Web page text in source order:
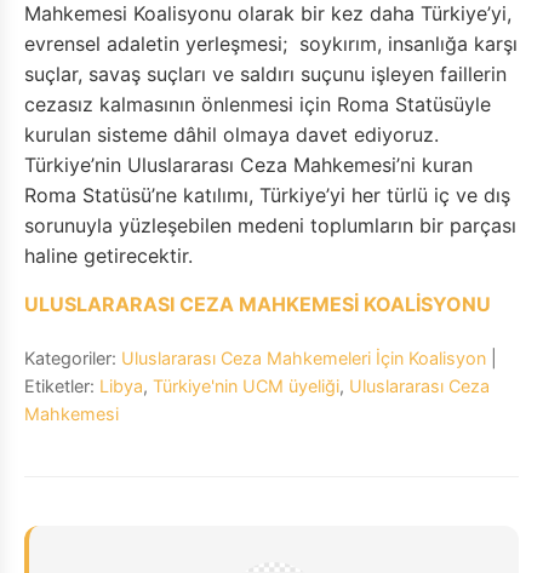
Mahkemesi Koalisyonu olarak bir kez daha Türkiye’yi,
evrensel adaletin yerleşmesi; soykırım, insanlığa karşı
suçlar, savaş suçları ve saldırı suçunu işleyen faillerin
cezasız kalmasının önlenmesi için Roma Statüsüyle
kurulan sisteme dâhil olmaya davet ediyoruz.
Türkiye’nin Uluslararası Ceza Mahkemesi’ni kuran
Roma Statüsü’ne katılımı, Türkiye’yi her türlü iç ve dış
sorunuyla yüzleşebilen medeni toplumların bir parçası
haline getirecektir.
ULUSLARARASI CEZA MAHKEMESİ KOALİSYONU
Kategoriler: Uluslararası Ceza Mahkemeleri İçin Koalisyon
Etiketler: Libya, Türkiye'nin UCM üyeliği, Uluslararası Ceza
Mahkemesi